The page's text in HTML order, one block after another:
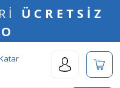
ÜCRETSİZ